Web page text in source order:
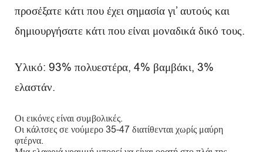
προσέξατε κάτι που έχει σημασία γι’ αυτούς και
δημιουργήσατε κάτι που είναι μοναδικά δικό τους.
Υλικό: 93% πολυεστέρα, 4% βαμβάκι, 3%
ελαστάν.
Οι εικόνες είναι συμβολικές.
Οι κάλτσες σε νούμερο 35-47 διατίθενται χωρίς μαύρη
φτέρνα.